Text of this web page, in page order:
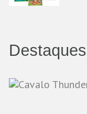
Destaques